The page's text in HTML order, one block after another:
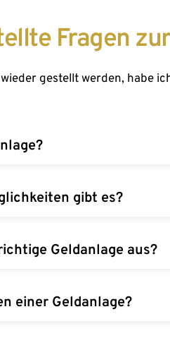
Fragen
gestellt werden, habe
Edelmetalle.
Geldanlage aus?
einer Geldanlage?